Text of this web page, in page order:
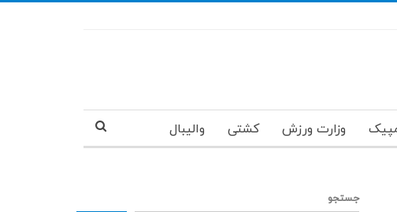
وزارت ورزش کشتی والیبال
جستجو